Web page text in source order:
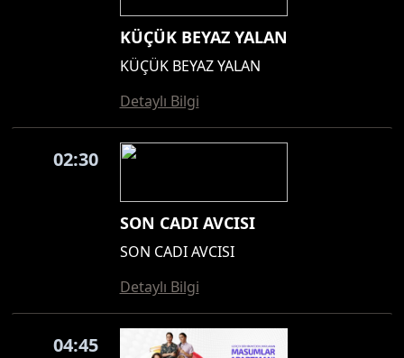
KÜÇÜK BEYAZ YALAN
KÜÇÜK BEYAZ YALAN
Detaylı Bilgi
02:30
SON CADI AVCISI
SON CADI AVCISI
Detaylı Bilgi
04:45